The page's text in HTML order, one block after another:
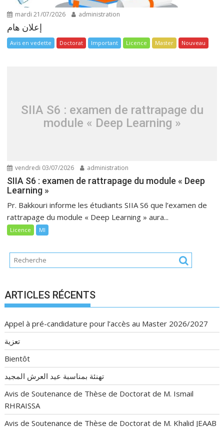
mardi 21/07/2026 administration
إعلان هام
Avis en vedette Doctorat Important Licence Master Nouveau
SIIA S6 : examen de rattrapage du
module « Deep Learning »
vendredi 03/07/2026 administration
SIIA S6 : examen de rattrapage du module « Deep
Learning »
Pr. Bakkouri informe les étudiants SIIA S6 que l’examen de
rattrapage du module « Deep Learning » aura...
Licence MI
ARTICLES RÉCENTS
Appel à pré-candidature pour l’accès au Master 2026/2027
تعزية
Bientôt
تهنئة بمناسبة عيد العرش المجيد
Avis de Soutenance de Thèse de Doctorat de M. Ismail
RHRAISSA
Avis de Soutenance de Thèse de Doctorat de M. Khalid JEAAB